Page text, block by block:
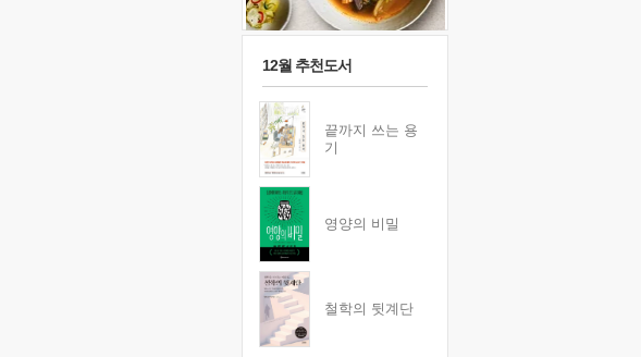
12월 추천도서
끝까지 쓰는 용
기
영양의 비밀
철학의 뒷계단